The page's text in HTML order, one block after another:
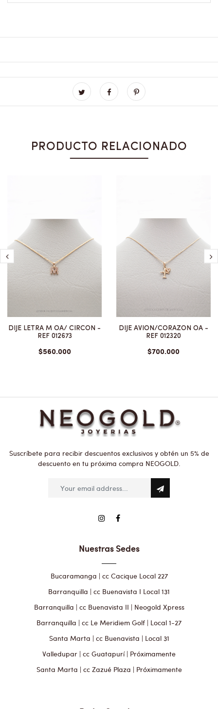
PRODUCTO RELACIONADO
DIJE LETRA M OA/ CIRCON -
REF 012673
$560.000
DIJE AVION/CORAZON OA -
REF 012320
$700.000
Suscríbete para recibir descuentos exclusivos y obtén un 5% de
descuento en tu próxima compra NEOGOLD.
Nuestras Sedes
Bucaramanga | cc Cacique Local 227
Barranquilla | cc Buenavista I Local 131
Barranquilla | cc Buenavista II | Neogold Xpress
Barranquilla | cc Le Meridiem Golf | Local 1-27
Santa Marta | cc Buenavista | Local 31
Valledupar | cc Guatapurí | Próximamente
Santa Marta | cc Zazué Plaza | Próximamente